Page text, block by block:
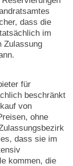
dass die
im
Zulassung
für
beschränkt
von
ohne
dass sie im
kommen, die